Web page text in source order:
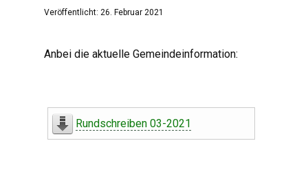
Veröffentlicht: 26. Februar 2021
Anbei die aktuelle Gemeindeinformation:
Rundschreiben 03-2021